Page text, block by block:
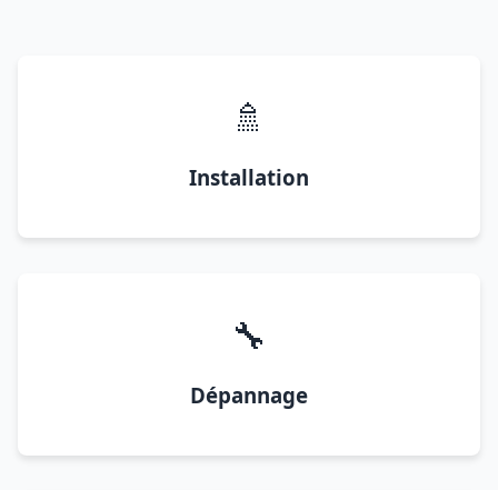
🚿
Installation
🔧
Dépannage